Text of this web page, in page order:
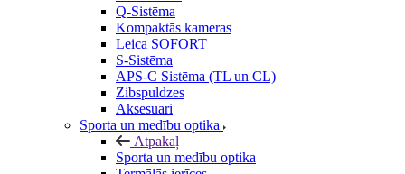
Q-Sistēma
Kompaktās kameras
Leica SOFORT
S-Sistēma
APS-C Sistēma (TL un CL)
Zibspuldzes
Aksesuāri
Sporta un medību optika
Atpakaļ
Sporta un medību optika